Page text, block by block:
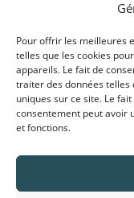
Pour offrir les meilleures
telles que les cookies
appareils. Le fait de
traiter des données telles
uniques sur ce site. Le
consentement peut avoir
et fonctions.
est enregistré en
n°52440814544
Organisme
certification sous le
action de formation